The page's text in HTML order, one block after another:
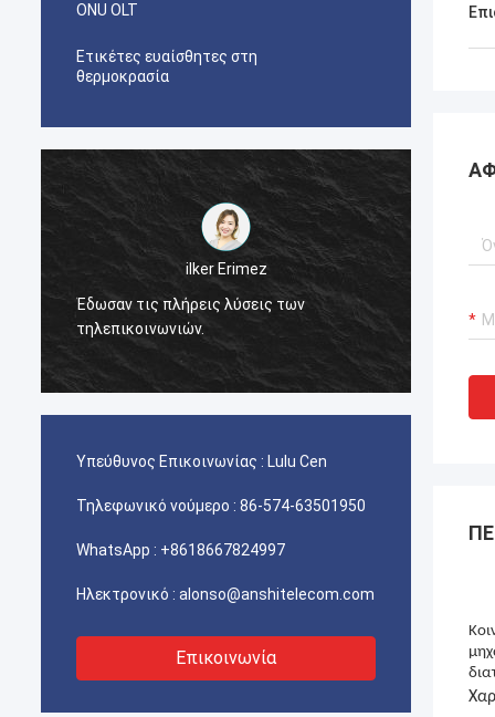
ONU OLT
Ετικέτες ευαίσθητες στη
θερμοκρασία
احمد عبدالله
AMP σας TYCO picabond οι συνδετήρες
που χρησιμοποιούνται για τις εργασίες
τηλεπικοινωνιών του Ιράν άριστες, ο
πελάτης μας είναι πολύ ικανοποιημένοι
με την ποιότητα.
Πολύ
Υπεύθυνος Επικοινωνίας : Lulu Cen
Τηλεφωνικό νούμερο : 86-574-63501950
WhatsApp : +8618667824997
Ηλεκτρονικό : alonso@anshitelecom.com
Επικοινωνία